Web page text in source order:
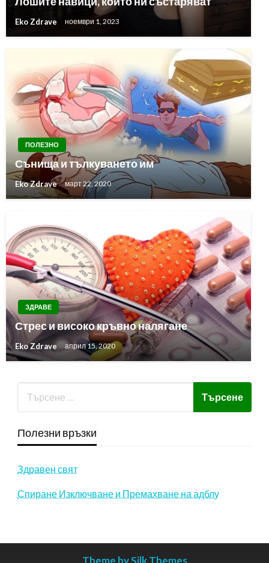
Eko Zdrave ноември 1, 2023
ПОЛЕЗНО
Сънища и тълкуването им
Eko Zdrave март 22, 2020
ЗДРАВЕ
Стрес и високо кръвно налягане
Eko Zdrave април 15, 2020
Полезни връзки
Здравен свят
Спиране Изключване и Премахване на адблу
Theme by Silk Themes